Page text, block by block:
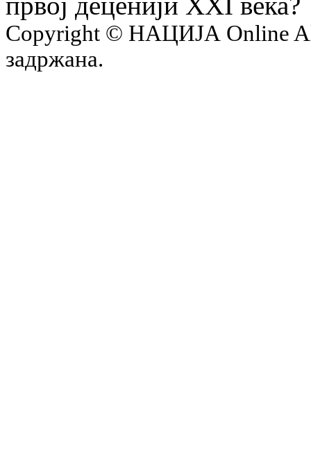
Copyright © НАЦИЈА Online
задржана.